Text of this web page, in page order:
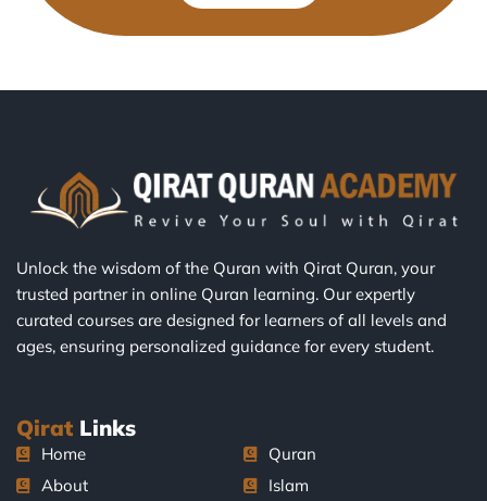
Unlock the wisdom of the Quran with Qirat Quran, your
trusted partner in online Quran learning. Our expertly
curated courses are designed for learners of all levels and
ages, ensuring personalized guidance for every student.
Qirat Links
Home
About
Quran
Islam